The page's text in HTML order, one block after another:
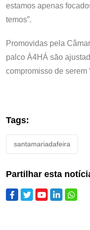
estamos apenas
temos”.
Promovidas pela
palco À4HÁ são
compromisso de serem
Tags:
santamariadafeira
Partilhar esta